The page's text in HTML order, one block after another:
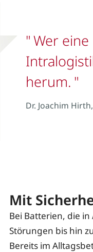
Wer
herum.
Dr. Joachim
Mit
Bei Batterien, die
Störungen bis hin
Bereits im